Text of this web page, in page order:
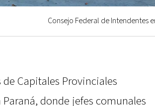
Consejo Federal de Intendentes
Capitales Provinciales
donde jefes comunales